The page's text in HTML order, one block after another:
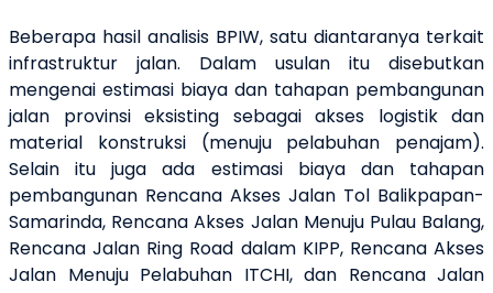
Beberapa hasil analisis BPIW, satu diantaranya terkait
infrastruktur jalan. Dalam usulan itu disebutkan
mengenai estimasi biaya dan tahapan pembangunan
jalan provinsi eksisting sebagai akses logistik dan
material konstruksi (menuju pelabuhan penajam).
Selain itu juga ada estimasi biaya dan tahapan
pembangunan Rencana Akses Jalan Tol Balikpapan-
Samarinda, Rencana Akses Jalan Menuju Pulau Balang,
Rencana Jalan Ring Road dalam KIPP, Rencana Akses
Jalan Menuju Pelabuhan ITCHI, dan Rencana Jalan